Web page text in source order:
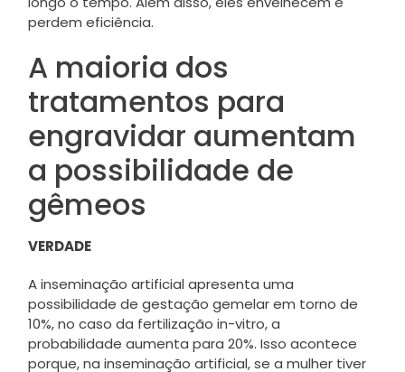
perdem eficiência.
A maioria dos
tratamentos para
engravidar aumentam
a possibilidade de
gêmeos
VERDADE
A inseminação artificial apresenta uma
possibilidade de gestação gemelar em torno de
10%, no caso da fertilização in-vitro, a
probabilidade aumenta para 20%. Isso acontece
porque, na inseminação artificial, se a mulher tiver